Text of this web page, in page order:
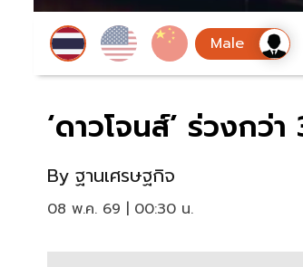
‘ดาวโจนส์’ ร่วงกว่
By ฐานเศรษฐกิจ
08 พ.ค. 69 | 00:30 น.